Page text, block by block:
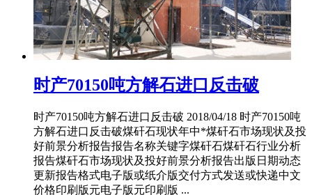
时产70150吨方解石进口反击破
时产70150吨方解石进口反击破 2018/04/18 时产70150吨
方解石进口反击破煤矸石现状年中*煤矸石市场现状及投
好前景分析报告报告名称关键字煤矸石煤矸石行业分析
报告煤矸石市场现状及投好前景分析报告出版日期动态
更新报告格式电子版或纸介版交付方式发送或快递中文
价格印刷版元电子版元印刷版 ...